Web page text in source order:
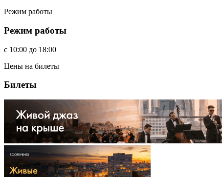
Режим работы
Режим работы
c 10:00 до 18:00
Цены на билеты
Билеты